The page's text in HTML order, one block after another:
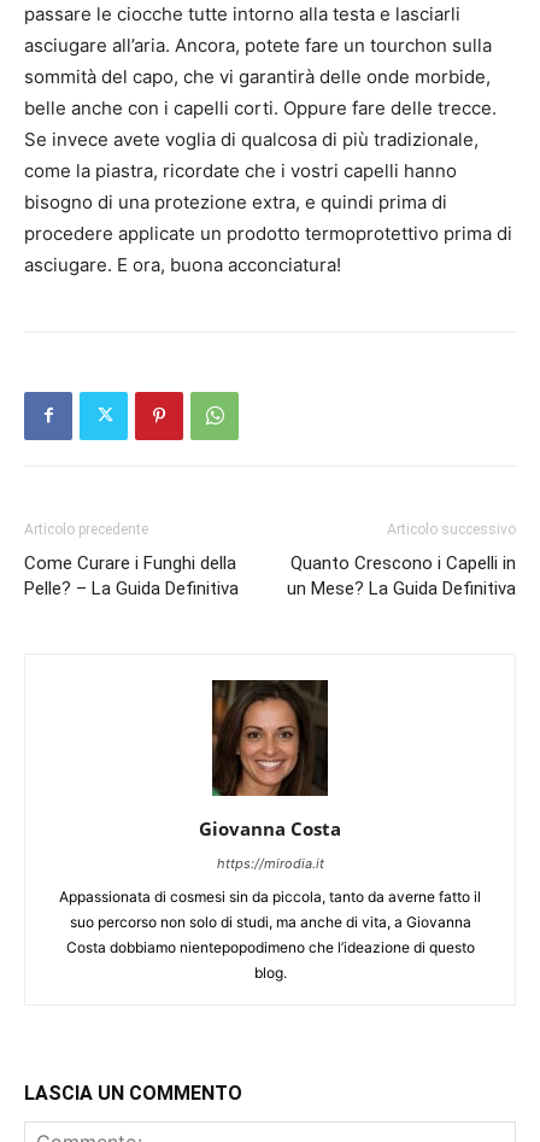
passare le ciocche tutte intorno alla testa e lasciarli
asciugare all’aria. Ancora, potete fare un tourchon sulla
sommità del capo, che vi garantirà delle onde morbide,
belle anche con i capelli corti. Oppure fare delle trecce.
Se invece avete voglia di qualcosa di più tradizionale,
come la piastra, ricordate che i vostri capelli hanno
bisogno di una protezione extra, e quindi prima di
procedere applicate un prodotto termoprotettivo prima di
asciugare. E ora, buona acconciatura!
Articolo precedente
Come Curare i Funghi della
Pelle? – La Guida Definitiva
Articolo successivo
Quanto Crescono i Capelli in
un Mese? La Guida Definitiva
Giovanna Costa
https://mirodia.it
Appassionata di cosmesi sin da piccola, tanto da averne fatto il
suo percorso non solo di studi, ma anche di vita, a Giovanna
Costa dobbiamo nientepopodimeno che l’ideazione di questo
blog.
LASCIA UN COMMENTO